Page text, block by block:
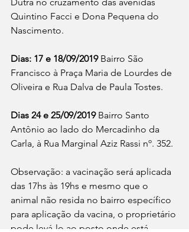
Quintino Facci e Dona Pequena do
Nascimento.
Dias: 17 e 18/09/2019 Bairro São
Francisco à Praça Maria de Lourdes de
Oliveira e Rua Dalva de Paula Tostes.
Dias 24 e 25/09/2019 Bairro Santo
Antônio ao lado do Mercadinho da
Carla, à Rua Marginal Aziz Rassi nº. 352.
Observação: a vacinação será aplicada
das 17hs às 19hs e mesmo que o
animal não resida no bairro específico
para aplicação da vacina, o proprietário
pode levá-lo ao posto onde está